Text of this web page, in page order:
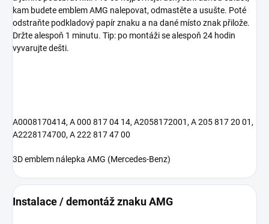
kam budete emblem AMG nalepovat, odmastěte a usušte. Poté
odstraňte podkladový papír znaku a na dané místo znak přilože.
Držte alespoň 1 minutu. Tip: po montáži se alespoň 24 hodin
vyvarujte dešti.
A0008170414, A 000 817 04 14, A2058172001, A 205 817 20 01,
A2228174700, A 222 817 47 00
3D emblem nálepka AMG (Mercedes-Benz)
Instalace / demontáž znaku AMG